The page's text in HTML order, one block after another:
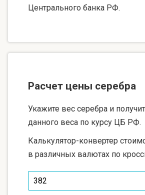
Центрального банка РФ.
Расчет цены серебра
Укажите вес серебра и
данного веса по курсу ЦБ РФ.
Калькулятор-конвертер
в различных валютах по